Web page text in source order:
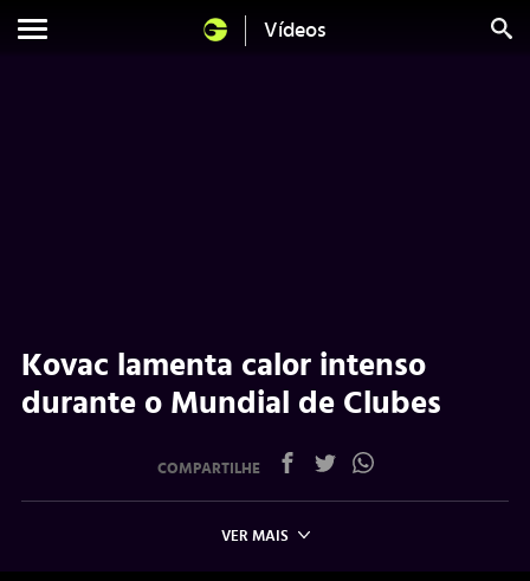
Vídeos
Kovac lamenta calor intenso
durante o Mundial de Clubes
COMPARTILHE
VER MAIS